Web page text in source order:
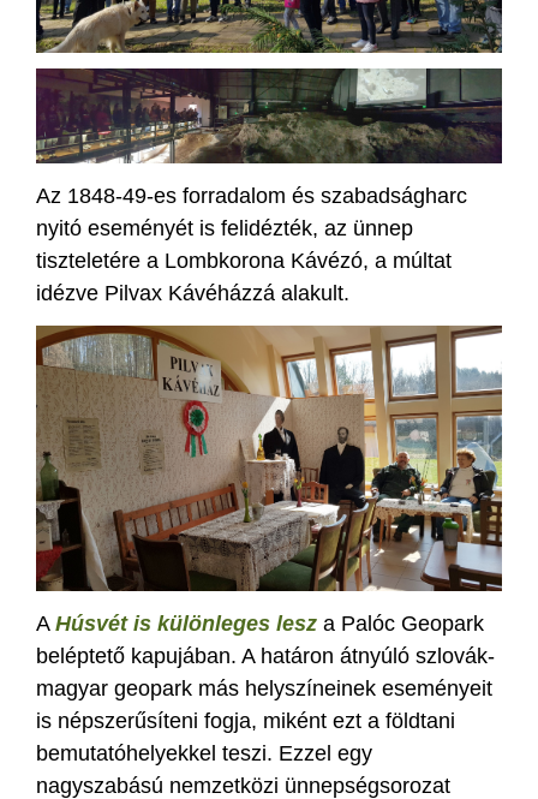
Az 1848-49-es forradalom és szabadságharc
nyitó eseményét is felidézték, az ünnep
tiszteletére a Lombkorona Kávézó, a múltat
idézve Pilvax Kávéházzá alakult.
A Húsvét is különleges lesz a Palóc Geopark
beléptető kapujában. A határon átnyúló szlovák-
magyar geopark más helyszíneinek eseményeit
is népszerűsíteni fogja, miként ezt a földtani
bemutatóhelyekkel teszi. Ezzel egy
nagyszabású nemzetközi ünnepségsorozat